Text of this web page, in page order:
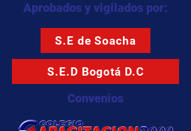
Aprobados y vigilados por:
S.E de Soacha
S.E.D Bogotá D.C
Convenios